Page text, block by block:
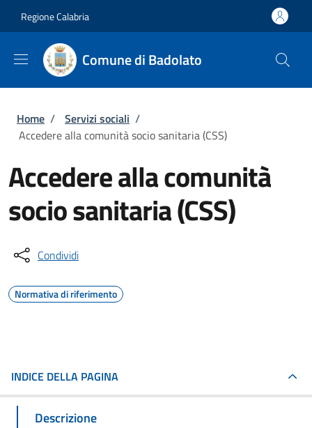
Regione Calabria
Comune di Badolato
Briciole di pane
Home / Servizi sociali /
Accedere alla comunità socio sanitaria (CSS)
Accedere alla comunità
socio sanitaria (CSS)
Condividi
Normativa di riferimento
INDICE DELLA PAGINA
Descrizione